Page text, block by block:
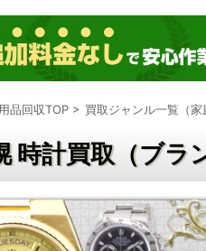
品回収TOP > 買取ジャンル一覧（家
時計買取（ブラ